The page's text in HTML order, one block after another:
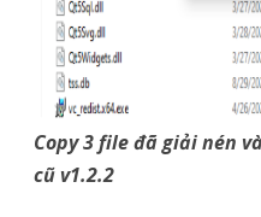
Copy 3 file đã giải nén
cũ v1.2.2